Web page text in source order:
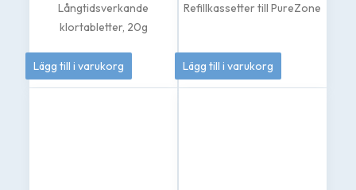
Långtidsverkande
klortabletter, 20g
334kr
Lägg till i varukorg
Refillkassetter till PureZone
869kr
Lägg till i varukorg